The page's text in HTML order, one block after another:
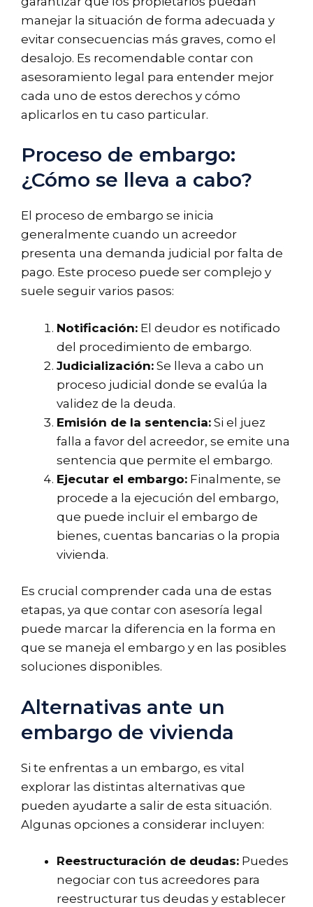
manejar la situación de forma adecuada y
evitar consecuencias más graves, como el
desalojo. Es recomendable contar con
asesoramiento legal para entender mejor
cada uno de estos derechos y cómo
aplicarlos en tu caso particular.
Proceso de embargo:
¿Cómo se lleva a cabo?
El proceso de embargo se inicia
generalmente cuando un acreedor
presenta una demanda judicial por falta de
pago. Este proceso puede ser complejo y
suele seguir varios pasos:
Notificación: El deudor es notificado
del procedimiento de embargo.
Judicialización: Se lleva a cabo un
proceso judicial donde se evalúa la
validez de la deuda.
Emisión de la sentencia: Si el juez
falla a favor del acreedor, se emite una
sentencia que permite el embargo.
Ejecutar el embargo: Finalmente, se
procede a la ejecución del embargo,
que puede incluir el embargo de
bienes, cuentas bancarias o la propia
vivienda.
Es crucial comprender cada una de estas
etapas, ya que contar con asesoría legal
puede marcar la diferencia en la forma en
que se maneja el embargo y en las posibles
soluciones disponibles.
Alternativas ante un
embargo de vivienda
Si te enfrentas a un embargo, es vital
explorar las distintas alternativas que
pueden ayudarte a salir de esta situación.
Algunas opciones a considerar incluyen:
Reestructuración de deudas: Puedes
negociar con tus acreedores para
reestructurar tus deudas y establecer